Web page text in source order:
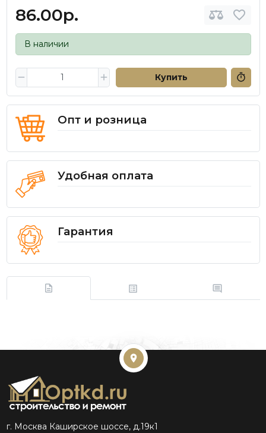
86.00р.
В наличии
Купить
Опт и розница
Удобная оплата
Гарантия
г. Москва Каширское шоссе, д.19к1